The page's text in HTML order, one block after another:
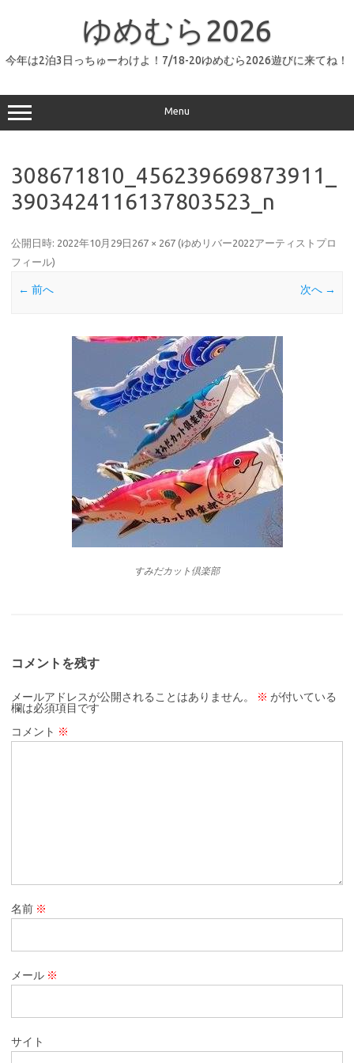
へ
ッ
プ
ゆめむら2026
今年は2泊3日っちゅーわけよ！7/18-20ゆめむら2026遊びに来てね！
Menu
308671810_456239669873911_
3903424116137803523_n
公開日時: 2022年10月29日 267 × 267 (ゆめリバー2022アーティストプロ
フィール)
← 前へ 次へ →
すみだカット倶楽部
コメントを残す
メールアドレスが公開されることはありません。 ※ が付いている
欄は必須項目です
コメント ※
名前 ※
メール ※
サイト